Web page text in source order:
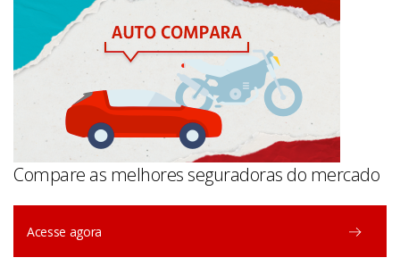
Compare as melhores seguradoras do mercado
Acesse agora